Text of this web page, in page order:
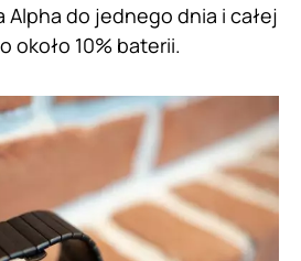
Alpha do jednego dnia i całej
około 10% baterii.